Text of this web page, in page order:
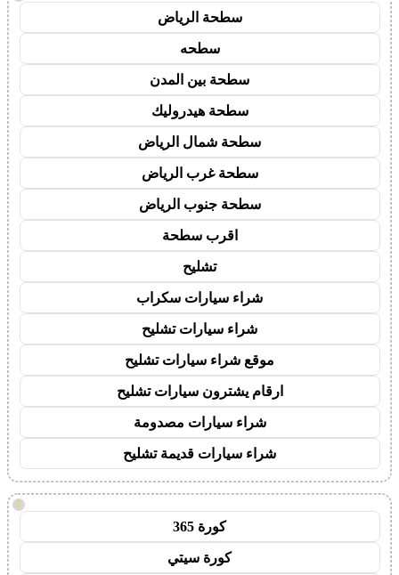
سطحة الرياض
سطحه
سطحة بين المدن
سطحة هيدروليك
سطحة شمال الرياض
سطحة غرب الرياض
سطحة جنوب الرياض
اقرب سطحة
تشليح
شراء سيارات سكراب
شراء سيارات تشليح
موقع شراء سيارات تشليح
ارقام يشترون سيارات تشليح
شراء سيارات مصدومة
شراء سيارات قديمة تشليح
!
كورة 365
كورة سيتي